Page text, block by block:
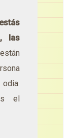
las
el